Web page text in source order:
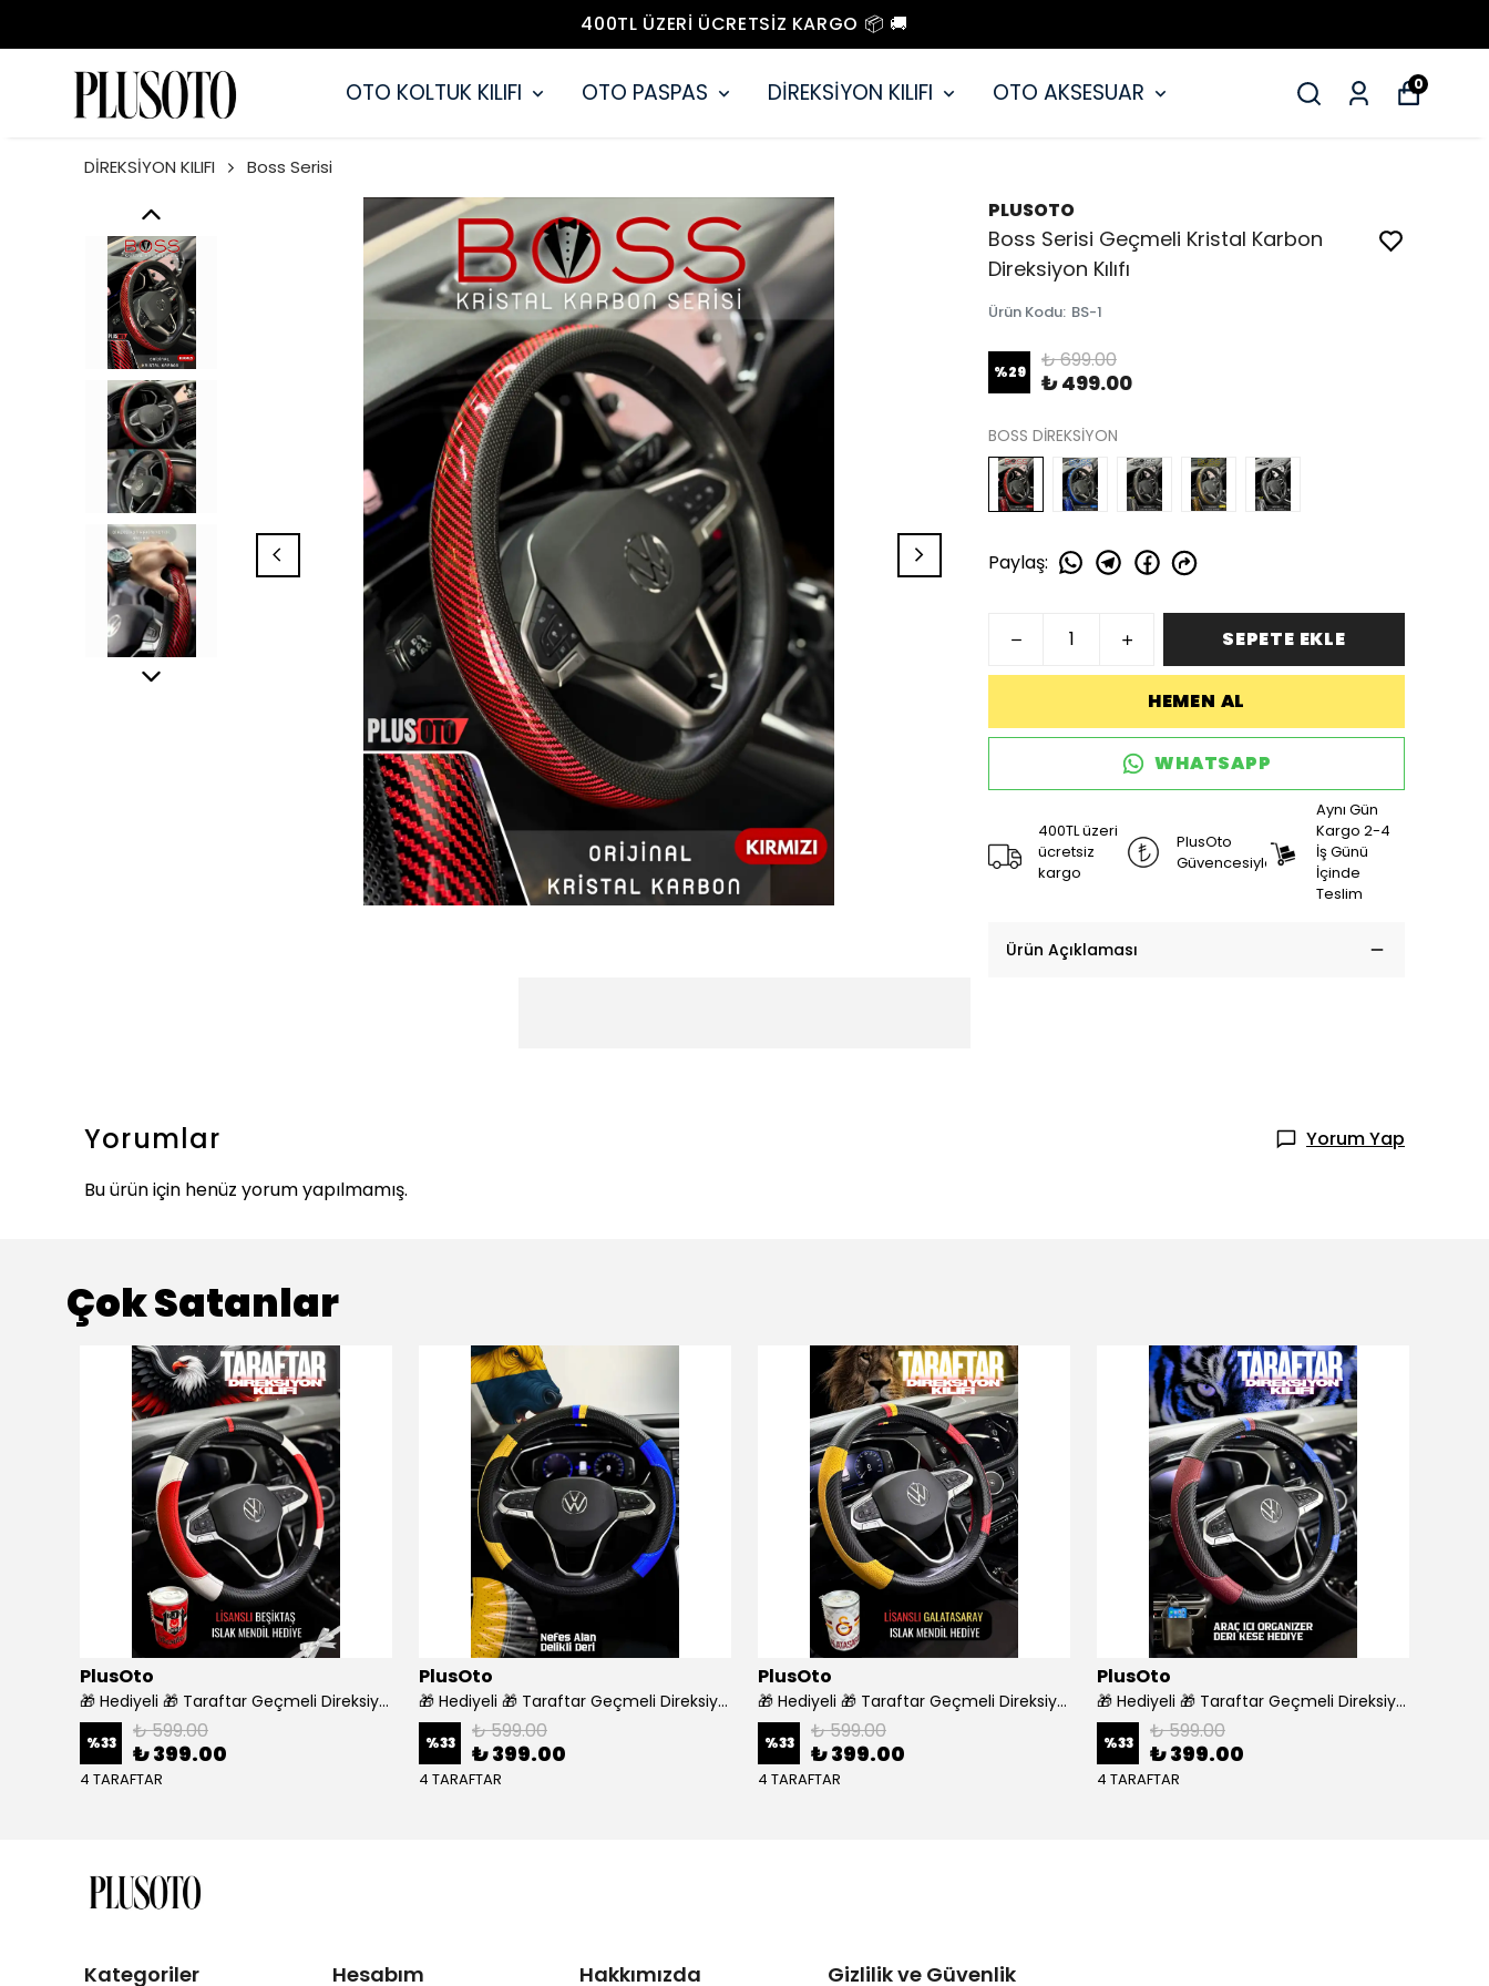
KAPIDA ÖDEME 📦 KREDİ KARTINA 12 TAKSİT ‼️
OTO KOLTUK KILIFI OTO PASPAS DİREKSİYON KILIFI OTO AKSESUAR 0
DİREKSİYON KILIFI Boss Serisi
PLUSOTO
Boss Serisi Geçmeli Kristal Karbon
Direksiyon Kılıfı
Ürün Kodu: BS-1
%29 ₺ 699.00
₺ 499.00
BOSS DİREKSİYON
Paylaş:
SEPETE EKLE
HEMEN AL
WHATSAPP
400TL üzeri
ücretsiz
kargo
PlusOto
Güvencesiyle
Aynı Gün
Kargo 2-4
İş Günü
İçinde
Teslim
Ürün Açıklaması
Yorumlar
Yorum Yap
Bu ürün için henüz yorum yapılmamış.
Çok Satanlar
PlusOto
🎁 Hediyeli 🎁 Taraftar Geçmeli Direksiyon Kılıfı - BEŞİKTAŞ
%33 ₺ 599.00
₺ 399.00
4 TARAFTAR
PlusOto
🎁 Hediyeli 🎁 Taraftar Geçmeli Direksiyon Kılıfı - FENERBAHÇE
%33 ₺ 599.00
₺ 399.00
4 TARAFTAR
PlusOto
🎁 Hediyeli 🎁 Taraftar Geçmeli Direksiyon Kılıfı - GALATASARAY
%33 ₺ 599.00
₺ 399.00
4 TARAFTAR
PlusOto
🎁 Hediyeli 🎁 Taraftar Geçmeli Direksiyon Kılıfı - TRABZON
%33 ₺ 599.00
₺ 399.00
4 TARAFTAR
Kategoriler Hesabım Hakkımızda Gizlilik ve Güvenlik